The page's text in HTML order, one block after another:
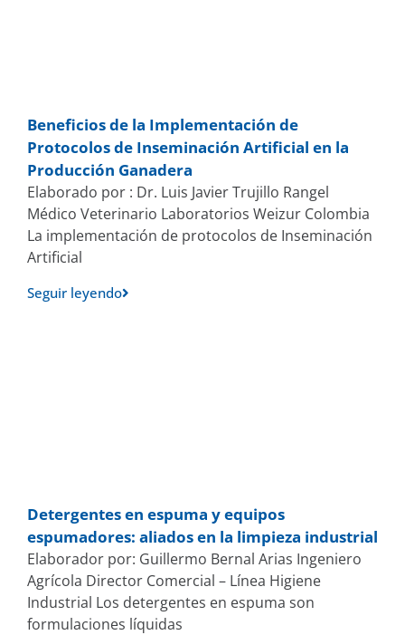
Beneficios de la Implementación de
Protocolos de Inseminación Artificial en la
Producción Ganadera
Elaborado por : Dr. Luis Javier Trujillo Rangel
Médico Veterinario Laboratorios Weizur Colombia
La implementación de protocolos de Inseminación
Artificial
Seguir leyendo
Detergentes en espuma y equipos
espumadores: aliados en la limpieza industrial
Elaborador por: Guillermo Bernal Arias Ingeniero
Agrícola Director Comercial – Línea Higiene
Industrial Los detergentes en espuma son
formulaciones líquidas